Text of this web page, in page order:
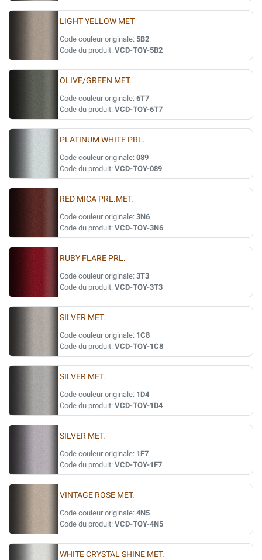
LIGHT YELLOW MET
Code couleur originale: 5B2
Code du produit: VCD-TOY-5B2
OLIVE/GREEN MET.
Code couleur originale: 6T7
Code du produit: VCD-TOY-6T7
PLATINUM WHITE PRL.
Code couleur originale: 089
Code du produit: VCD-TOY-089
RED MICA PRL.MET.
Code couleur originale: 3N6
Code du produit: VCD-TOY-3N6
RUBY FLARE PRL.
Code couleur originale: 3T3
Code du produit: VCD-TOY-3T3
SILVER MET.
Code couleur originale: 1C8
Code du produit: VCD-TOY-1C8
SILVER MET.
Code couleur originale: 1D4
Code du produit: VCD-TOY-1D4
SILVER MET.
Code couleur originale: 1F7
Code du produit: VCD-TOY-1F7
VINTAGE ROSE MET.
Code couleur originale: 4N5
Code du produit: VCD-TOY-4N5
WHITE CRYSTAL SHINE MET.